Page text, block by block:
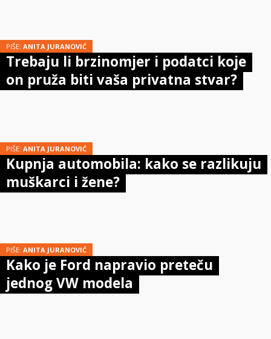
PIŠE: ANITA JURANOVIĆ
Trebaju li brzinomjer i podatci koje
on pruža biti vaša privatna stvar?
PIŠE: ANITA JURANOVIĆ
Kupnja automobila: kako se razlikuju
muškarci i žene?
PIŠE: ANITA JURANOVIĆ
Kako je Ford napravio preteču
jednog VW modela